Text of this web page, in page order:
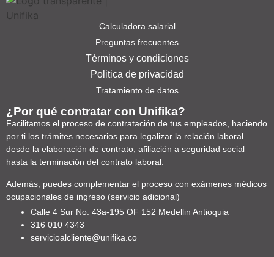
Calculadora salarial
Preguntas frecuentes
Términos y condiciones
Politica de privacidad
Tratamiento de datos
¿Por qué contratar con Unifika?
Facilitamos el proceso de contratación de tus empleados, haciendo
por ti los trámites necesarios para legalizar la relación laboral
desde la elaboración de contrato, afiliación a seguridad social
hasta la terminación del contrato laboral.
Además, puedes complementar el proceso con exámenes médicos
ocupacionales de ingreso (servicio adicional)
Calle 4 Sur No. 43a-195 OF 152 Medellin Antioquia
316 010 4343
servicioalcliente@unifika.co